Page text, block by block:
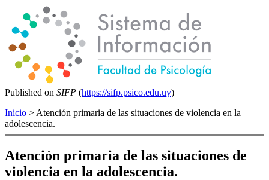
Published on SIFP (https://sifp.psico.edu.uy)
Inicio > Atención primaria de las situaciones de violencia en la
adolescencia.
Atención primaria de las situaciones de
violencia en la adolescencia.